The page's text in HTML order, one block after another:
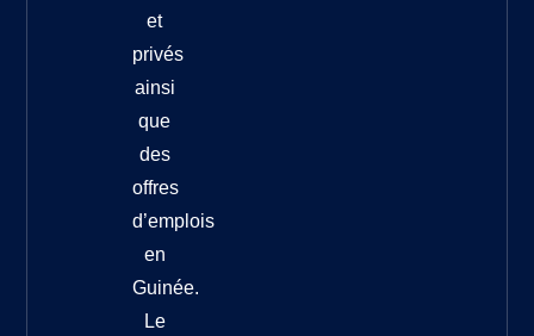
et
privés
ainsi
que
des
offres
d’emplois
en
Guinée.
Le